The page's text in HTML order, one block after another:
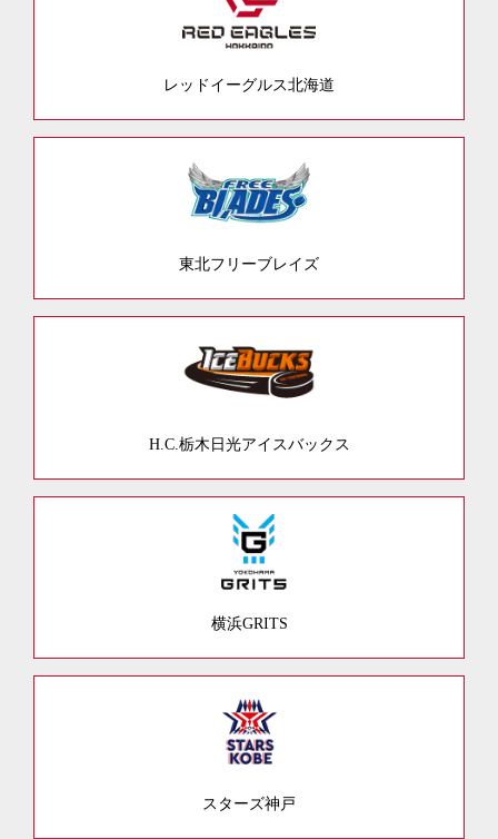
レッドイーグルス北海道
東北フリーブレイズ
H.C.栃木日光アイスバックス
横浜GRITS
スターズ神戸